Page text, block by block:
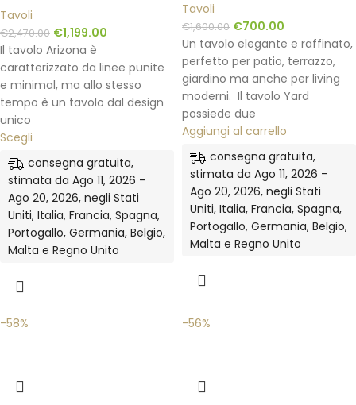
Tavoli
€2,470.00 €1,199.00
Il tavolo Arizona è
caratterizzato da linee punite
e minimal, ma allo stesso
tempo è un tavolo dal design
unico
Scegli
consegna gratuita,
stimata da Ago 11, 2026 -
Ago 20, 2026, negli Stati
Uniti, Italia, Francia, Spagna,
Portogallo, Germania, Belgio,
Malta e Regno Unito
Tavoli
€1,600.00 €700.00
Un tavolo elegante e raffinato,
perfetto per patio, terrazzo,
giardino ma anche per living
moderni. Il tavolo Yard
possiede due
Aggiungi al carrello
consegna gratuita,
stimata da Ago 11, 2026 -
Ago 20, 2026, negli Stati
Uniti, Italia, Francia, Spagna,
Portogallo, Germania, Belgio,
Malta e Regno Unito
-58% -56%